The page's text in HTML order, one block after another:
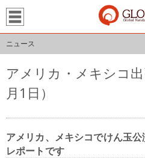
ニュース
アメリカ・メキシコ
月1日）
アメリカ、メキシコでけん玉
レポートです